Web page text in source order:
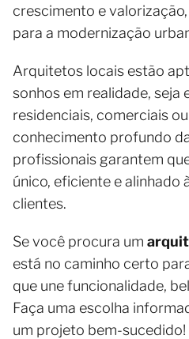
crescimento e
para a modernização
Arquitetos locais estão
sonhos em realidade, seja
residenciais, comerciais
conhecimento profundo
profissionais garantem
único, eficiente e alinhado
clientes.
Se você procura um
está no caminho certo
que une funcionalidade,
Faça uma escolha
um projeto bem-sucedido!